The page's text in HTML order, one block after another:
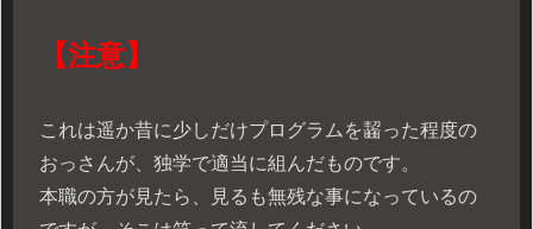
【注意】
これは遥か昔に少しだけプログラムを齧った程度の
おっさんが、独学で適当に組んだものです。
本職の方が見たら、見るも無残な事になっているの